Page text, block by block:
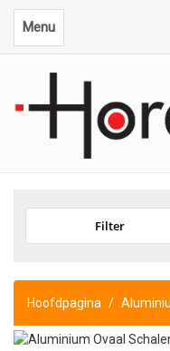
Menu
Filter
Hoofdpagina